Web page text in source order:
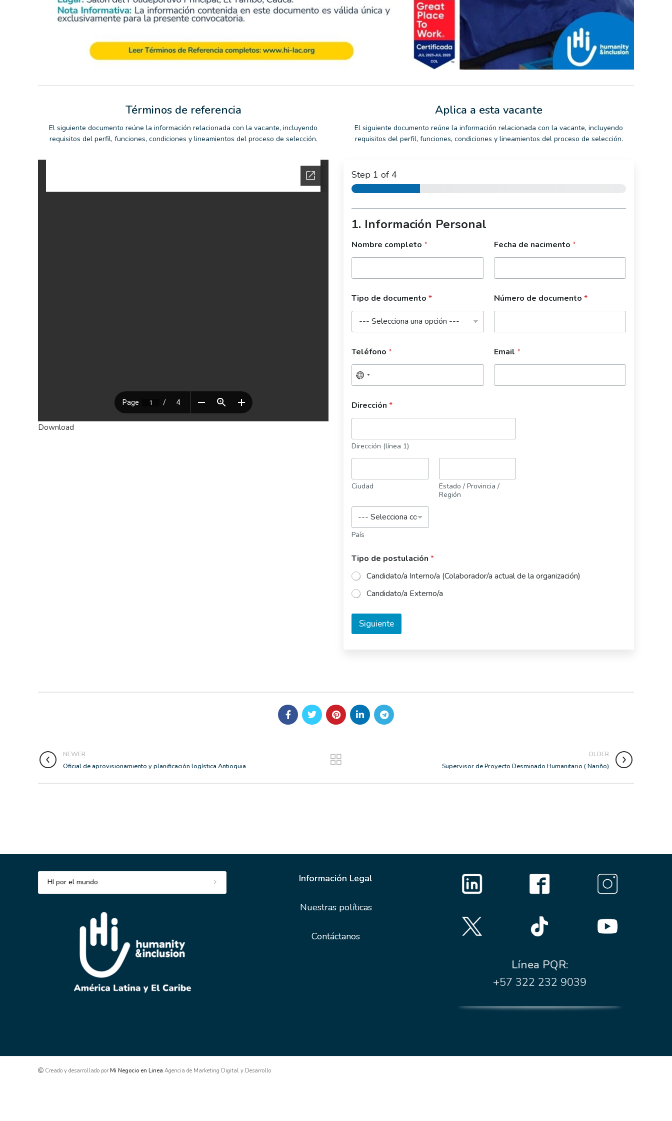
Términos de referencia
El siguiente documento reúne la información relacionada con la vacante, incluyendo
requisitos del perfil, funciones, condiciones y lineamientos del proceso de selección.
Download
Aplica a esta vacante
El siguiente documento reúne la información relacionada con la vacante, incluyendo
requisitos del perfil, funciones, condiciones y lineamientos del proceso de selección.
Step 1 of 4
1. Información Personal
Nombre completo * Fecha de nacimento *
Tipo de documento * Número de documento *
Teléfono * Email *
Dirección *
Dirección (línea 1)
Ciudad
Estado / Provincia /
Región
País
Tipo de postulación *
Candidato/a Interno/a (Colaborador/a actual de la organización)
Candidato/a Externo/a
Siguiente
NEWER
Oficial de aprovisionamiento y planificación logística Antioquia
OLDER
Supervisor de Proyecto Desminado Humanitario ( Nariño)
HI por el mundo Información Legal
Nuestras políticas
Contáctanos
Línea PQR:
+57 322 232 9039
Creado y desarrollado por Mi Negocio en Linea Agencia de Marketing Digital y Desarrollo